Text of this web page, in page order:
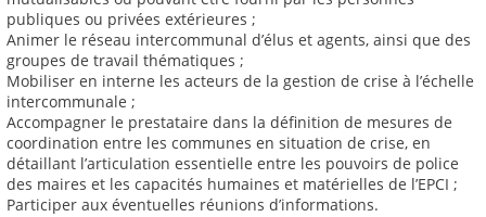
publiques ou privées extérieures ;
Animer le réseau intercommunal d’élus et agents, ainsi que des
groupes de travail thématiques ;
Mobiliser en interne les acteurs de la gestion de crise à l’échelle
intercommunale ;
Accompagner le prestataire dans la définition de mesures de
coordination entre les communes en situation de crise, en
détaillant l’articulation essentielle entre les pouvoirs de police
des maires et les capacités humaines et matérielles de l’EPCI ;
Participer aux éventuelles réunions d’informations.